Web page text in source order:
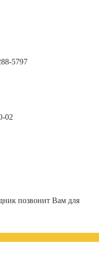
5797
02
позвонит Вам для